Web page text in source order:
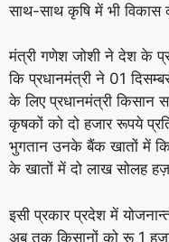
साथ-साथ कृषि में भी विकास
मंत्री गणेश जोशी ने देश के
कि प्रधानमंत्री ने 01
के लिए प्रधानमंत्री किसान
कृषकों को दो हजार रूपये
भुगतान उनके बैंक खातों में
के खातों में दो लाख सोलह
इसी प्रकार प्रदेश में
अब तक किसानों को रू 1